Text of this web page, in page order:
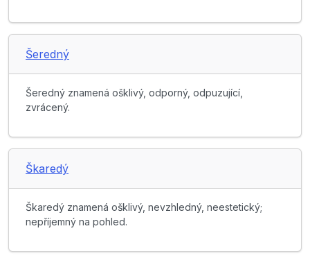
Šeredný
Šeredný znamená ošklivý, odporný, odpuzující,
zvrácený.
Škaredý
Škaredý znamená ošklivý, nevzhledný, neestetický;
nepříjemný na pohled.